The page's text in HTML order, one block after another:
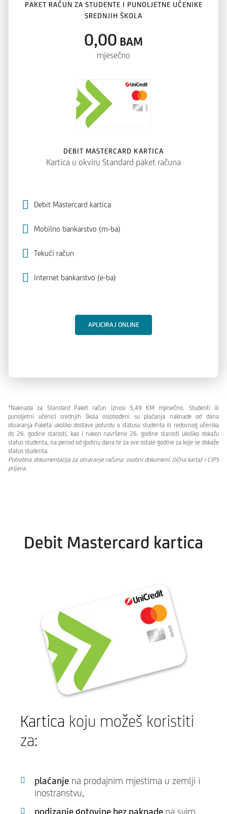
PAKET RAČUN ZA STUDENTE I PUNOLJETNE UČENIKE
SREDNJIH ŠKOLA
0,00 BAM
mjesečno
DEBIT MASTERCARD KARTICA
Kartica u okviru Standard paket računa
Debit Mastercard kartica
Mobilno bankarstvo (m-ba)
Tekući račun
Internet bankarstvo (e-ba)
APLICIRAJ ONLINE
*Naknada za Standard Paket račun iznosi 5,49 KM mjesečno. Studenti ili
punoljetni učenici srednjih škola oslobođeni su plaćanja naknade od dana
otvaranja Paketa ukoliko dostave potvrdu o statusu studenta ili redovnog učenika
do 26. godine starosti, kao i nakon navršene 26. godine starosti ukoliko dokažu
status studenta, na period od godinu dana te za sve ostale godine za koje se dokaže
status studenta.
Potrebna dokumentacija za otvaranje računa: osobni dokument (lična karta) i CIPS
prijava.
Debit Mastercard kartica
Kartica koju možeš koristiti
za:
plaćanje na prodajnim mjestima u zemlji i
inostranstvu,
podizanje gotovine bez naknade na svim